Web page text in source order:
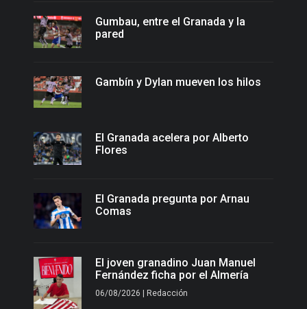
Gumbau, entre el Granada y la
pared
Gambín y Dylan mueven los hilos
El Granada acelera por Alberto
Flores
El Granada pregunta por Arnau
Comas
El joven granadino Juan Manuel
Fernández ficha por el Almería
06/08/2026 | Redacción